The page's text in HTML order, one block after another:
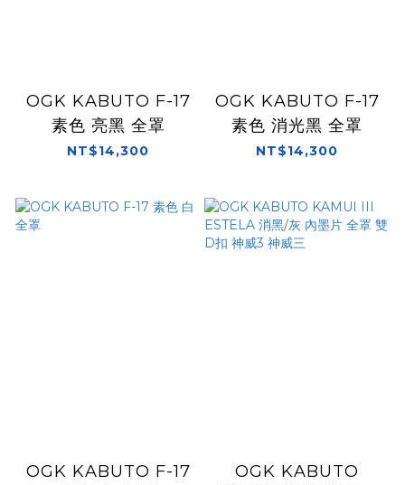
OGK KABUTO F-17
素色 亮黑 全罩
NT$14,300
OGK KABUTO F-17
素色 消光黑 全罩
NT$14,300
OGK KABUTO F-17
OGK KABUTO